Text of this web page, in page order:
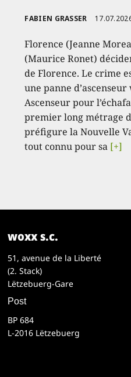
FABIEN GRASSER
Florence (Jeanne
(Maurice Ronet)
de Florence. Le crime
une panne
Ascenseur pour
premier long métrage
préfigure la Nouvelle
tout connu pour sa [+]
woxx s.c.
51, avenue de la Liberté
(2. Stack)
Lëtzebuerg-Gare
Post
BP 684
L-2016 Lëtzebuerg